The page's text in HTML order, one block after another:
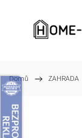
Domů / ZAHRADA